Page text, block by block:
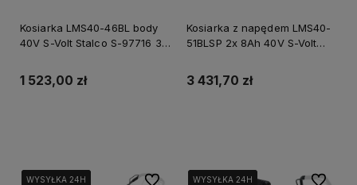
Kosiarka LMS40-46BL body
40V S-Volt Stalco S-97716 3
1 523,00 zł
Kosiarka z napędem LMS40-
51BLSP 2x 8Ah 40V S-Volt
Gwarancji
3 431,70 zł
WYSYŁKA 24H
WYSYŁKA 24H
WYSYŁKA 24H Do ulubionychWYSYŁKA 24H
WYSYŁKA 24H
WYSYŁKA 24H Do